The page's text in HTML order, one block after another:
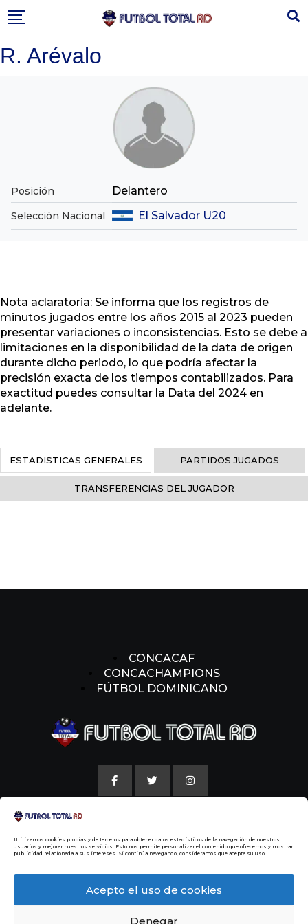
Utilizamos cookies propias y de terceros para obtener datos estadísticos de la navegación de nuestros
usuarios y mejorar nuestros servicios. Esto nos permite personalizar el contenido que ofrecemos y mostrar
publicidad relacionada a sus intereses. Si continúa navegando, consideramos que acepta su uso.
Acepto el uso de cookies
Denegar
to
R. Arévalo
Posición Delantero
Selección Nacional El Salvador U20
Nota aclaratoria: Se informa que los registros de
minutos jugados entre los años 2015 al 2023 pueden
presentar variaciones o inconsistencias. Esto se debe a
limitaciones en la disponibilidad de la data de origen
durante dicho periodo, lo que podría afectar la
precisión exacta de los tiempos contabilizados. Para
exactitud puedes consultar la Data del 2024 en
adelante.
ESTADISTICAS GENERALES PARTIDOS JUGADOS
TRANSFERENCIAS DEL JUGADOR
CONCACAF
CONCACHAMPIONS
FÚTBOL DOMINICANO
POLITICAS DE COOKIE